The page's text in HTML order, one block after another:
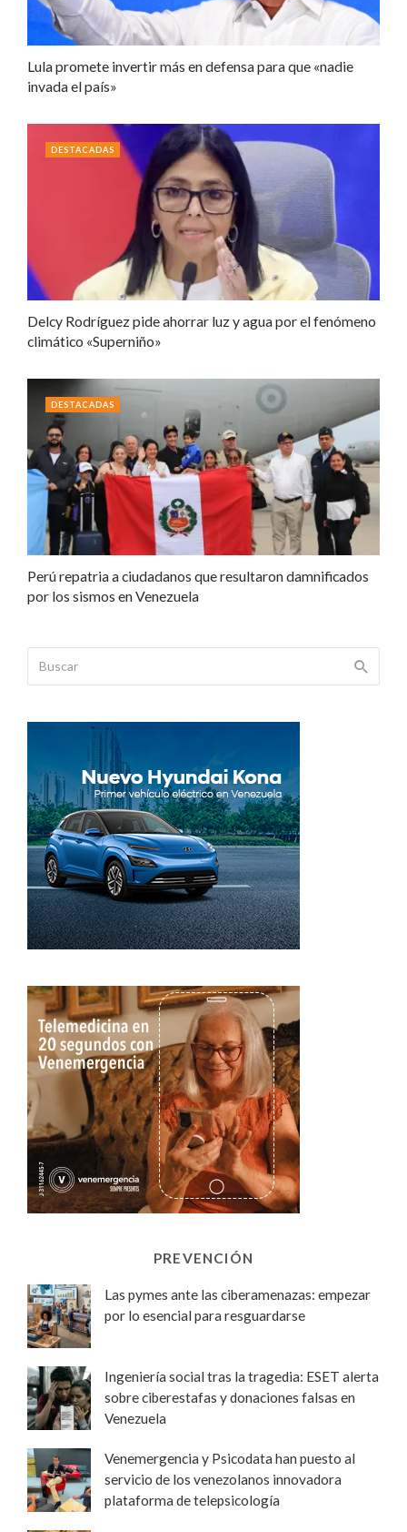
Lula promete invertir más en defensa para que «nadie
invada el país»
Delcy Rodríguez pide ahorrar luz y agua por el fenómeno
climático «Superniño»
DESTACADAS
Perú repatria a ciudadanos que resultaron damnificados
por los sismos en Venezuela
DESTACADAS
PREVENCIÓN
Las pymes ante las ciberamenazas: empezar
por lo esencial para resguardarse
Ingeniería social tras la tragedia: ESET alerta
sobre ciberestafas y donaciones falsas en
Venezuela
Venemergencia y Psicodata han puesto al
servicio de los venezolanos innovadora
plataforma de telepsicología